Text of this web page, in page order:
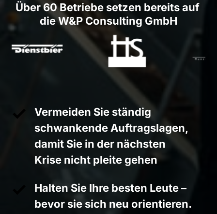
Über 60 Betriebe setzen bereits auf
die W&P Consulting GmbH
Vermeiden Sie ständig
schwankende Auftragslagen,
damit Sie in der nächsten
Krise nicht pleite gehen
Halten Sie Ihre besten Leute –
bevor sie sich neu orientieren.